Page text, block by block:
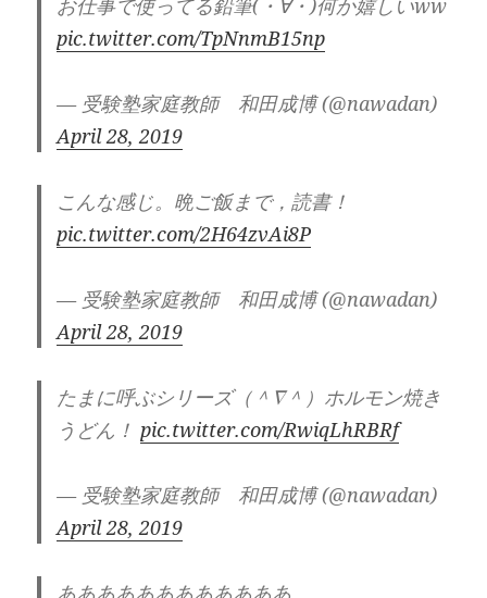
お仕事で使ってる鉛筆(・∀・)何か嬉しいww
pic.twitter.com/TpNnmB15np
— 受験塾家庭教師 和田成博 (@nawadan)
April 28, 2019
こんな感じ。晩ご飯まで，読書！
pic.twitter.com/2H64zvAi8P
— 受験塾家庭教師 和田成博 (@nawadan)
April 28, 2019
たまに呼ぶシリーズ（＾∇＾）ホルモン焼き
うどん！pic.twitter.com/RwiqLhRBRf
— 受験塾家庭教師 和田成博 (@nawadan)
April 28, 2019
ああああああああああああ